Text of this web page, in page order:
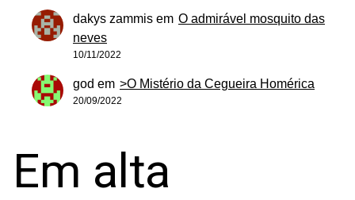
dakys zammis em O admirável mosquito das
neves
10/11/2022
god em >O Mistério da Cegueira Homérica
20/09/2022
Em alta